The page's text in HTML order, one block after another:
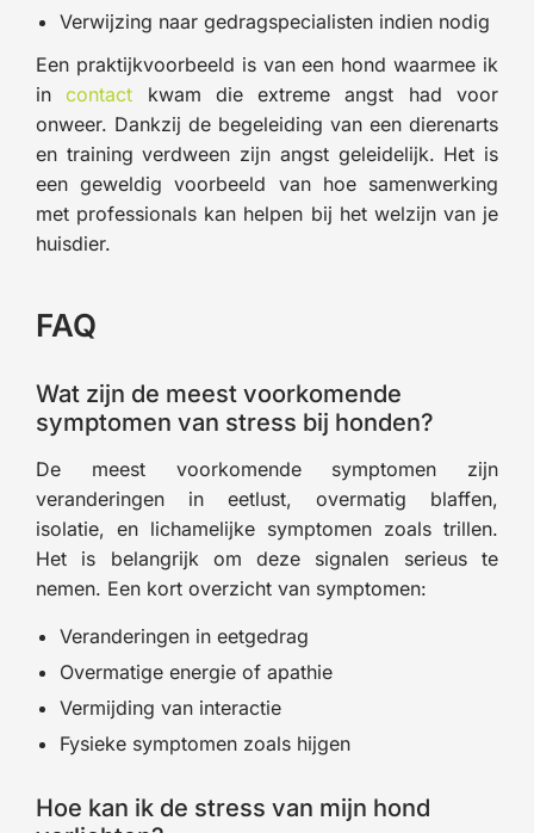
Verwijzing naar gedragspecialisten indien nodig
Een praktijkvoorbeeld is van een hond waarmee ik
incontact kwam die extreme angst had voor
onweer. Dankzij de begeleiding van een dierenarts
en training verdween zijn angst geleidelijk. Het is
een geweldig voorbeeld van hoe samenwerking
met professionals kan helpen bij het welzijn van je
huisdier.
FAQ
Wat zijn de meest voorkomende
symptomen van stress bij honden?
De meest voorkomende symptomen zijn
veranderingen in eetlust, overmatig blaffen,
isolatie, en lichamelijke symptomen zoals trillen.
Het is belangrijk om deze signalen serieus te
nemen. Een kort overzicht van symptomen:
Veranderingen in eetgedrag
Overmatige energie of apathie
Vermijding van interactie
Fysieke symptomen zoals hijgen
Hoe kan ik de stress van mijn hond